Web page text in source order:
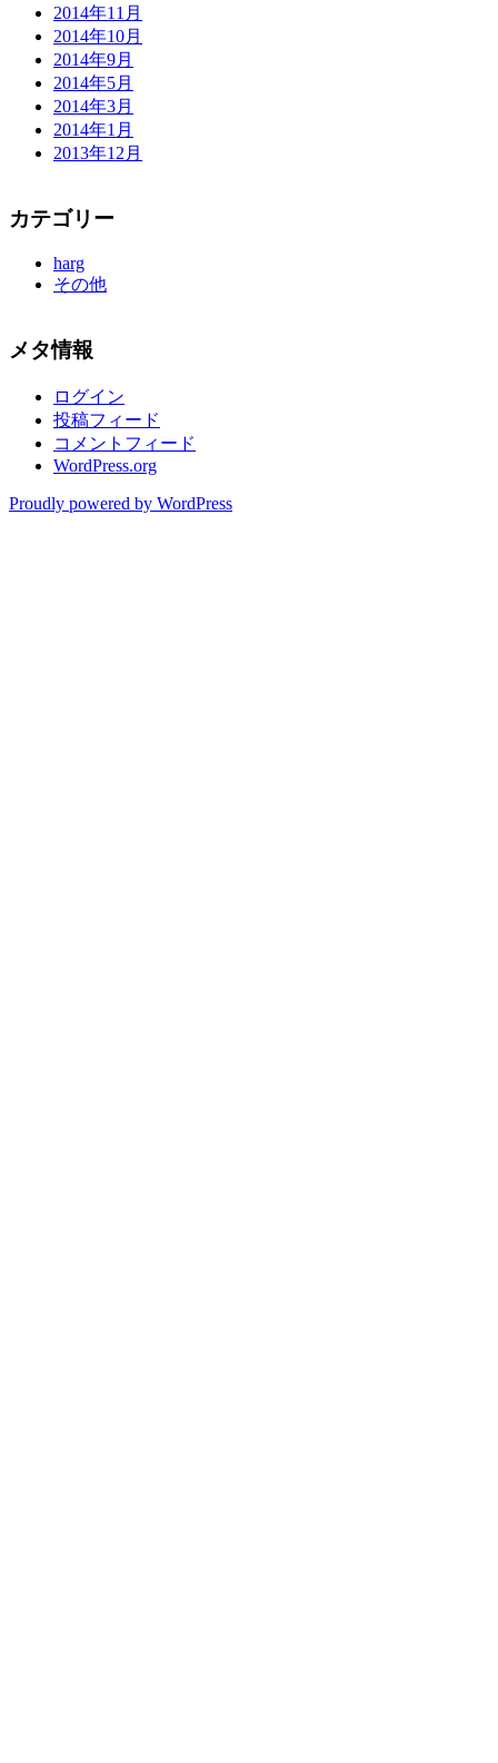
2014年11月
2014年10月
2014年9月
2014年5月
2014年3月
2014年1月
2013年12月
カテゴリー
harg
その他
メタ情報
ログイン
投稿フィード
コメントフィード
WordPress.org
Proudly powered by WordPress